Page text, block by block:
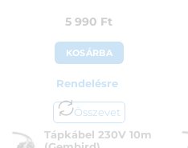
5 990 Ft
KOSÁRBA
Rendelésre
Összevet
Tápkábel 230V 10m